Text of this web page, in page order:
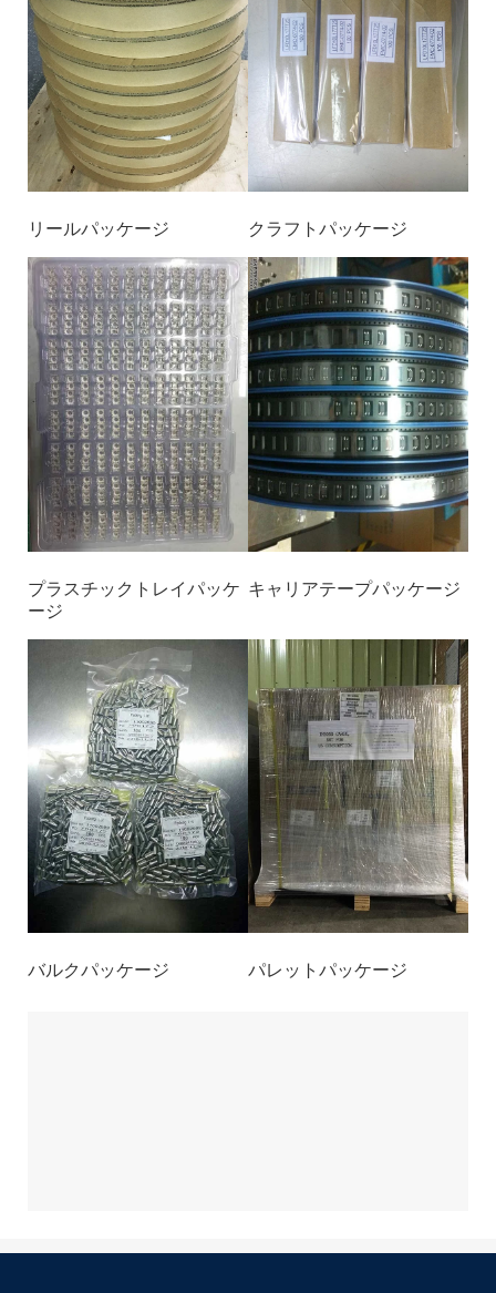
リールパッケージ クラフトパッケージ
プラスチックトレイパッケ
ージ
キャリアテープパッケージ
バルクパッケージ パレットパッケージ